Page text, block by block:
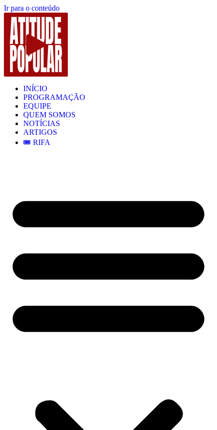
Ir para o conteúdo
INÍCIO
PROGRAMAÇÃO
EQUIPE
QUEM SOMOS
NOTÍCIAS
ARTIGOS
🎟️ RIFA